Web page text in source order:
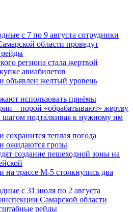
с 7 по 9 августа сотрудники
области проведут
региона стала жертвой
авиабилетов
объявлен желтый уровень
использовать приёмы
– порой «обрабатывают» жертву
шагом подталкивая к нужному им
сохранится теплая погода
ожидаются грозы
создание пешеходной зоны на
на трассе М-5 столкнулись два
с 31 июля по 2 августа
Самарской области
рейды